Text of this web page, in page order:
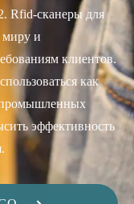
Rfid-сканеры для
миру и
клиентов.
как
промышленных
эффективность